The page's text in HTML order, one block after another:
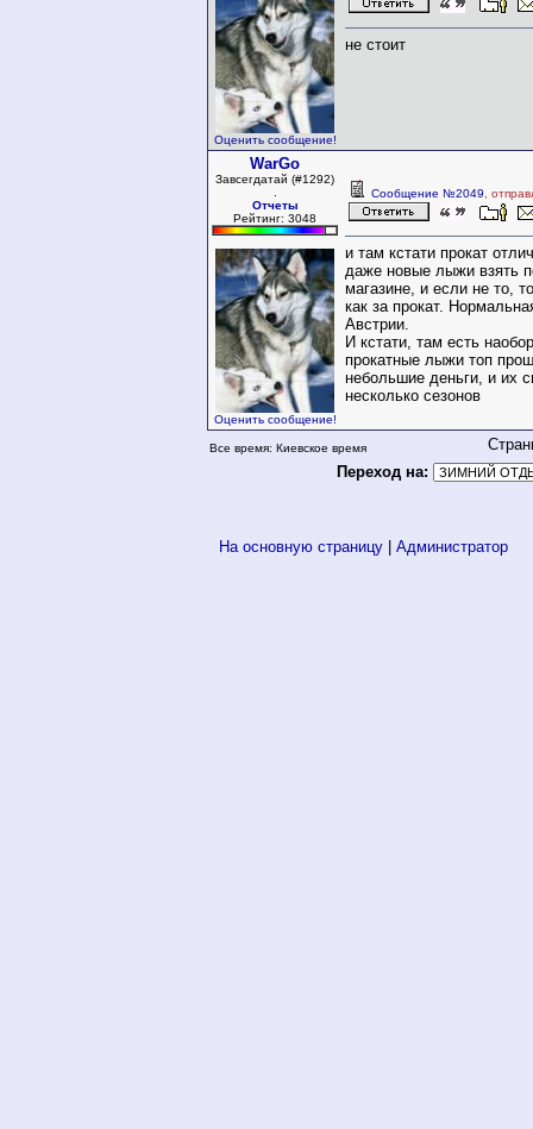
Оценить сообщение!
не стоит
WarGo
Завсегдатай (#1292)
Отчеты
Рейтинг: 3048
Оценить сообщение!
Сообщение №2049 ,
и там кстати прокат
даже новые лыжи взять
магазине, и если не то,
как за прокат.
Австрии.
И кстати, там есть
прокатные лыжи топ
небольшие деньги, и их
несколько сезонов
Все время: Киевское время
Переход на:
На основную страницу Администратор